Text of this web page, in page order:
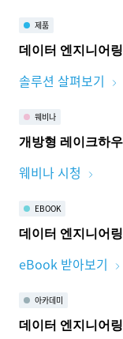
제품
데이터 엔지니어
솔루션 살펴보기
웨비나
개방형 레이크하
웨비나 시청
EBOOK
데이터 엔지니어
eBook 받아보기
아카데미
데이터 엔지니어